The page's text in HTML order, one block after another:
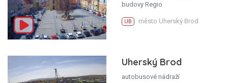
budovy Regio
UB město Uherský Brod
Uherský Brod
autobusové nádraží